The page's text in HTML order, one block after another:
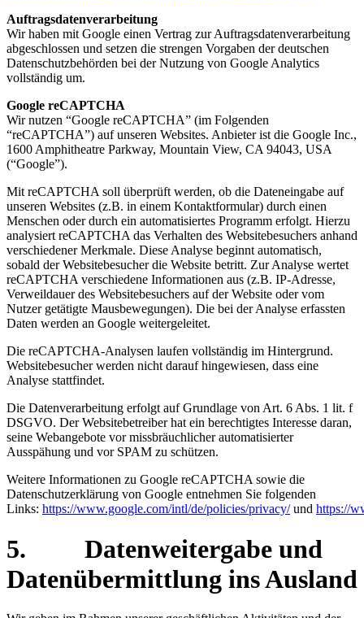
Auftragsdatenverarbeitung
Wir haben mit Google einen Vertrag zur Auftragsdatenverarbeitung
abgeschlossen und setzen die strengen Vorgaben der deutschen
Datenschutzbehörden bei der Nutzung von Google Analytics
vollständig um.
Google reCAPTCHA
Wir nutzen “Google reCAPTCHA” (im Folgenden
“reCAPTCHA”) auf unseren Websites. Anbieter ist die Google Inc.,
1600 Amphitheatre Parkway, Mountain View, CA 94043, USA
(“Google”).
Mit reCAPTCHA soll überprüft werden, ob die Dateneingabe auf
unseren Websites (z.B. in einem Kontaktformular) durch einen
Menschen oder durch ein automatisiertes Programm erfolgt. Hierzu
analysiert reCAPTCHA das Verhalten des Websitebesuchers anhand
verschiedener Merkmale. Diese Analyse beginnt automatisch,
sobald der Websitebesucher die Website betritt. Zur Analyse wertet
reCAPTCHA verschiedene Informationen aus (z.B. IP-Adresse,
Verweildauer des Websitebesuchers auf der Website oder vom
Nutzer getätigte Mausbewegungen). Die bei der Analyse erfassten
Daten werden an Google weitergeleitet.
Die reCAPTCHA-Analysen laufen vollständig im Hintergrund.
Websitebesucher werden nicht darauf hingewiesen, dass eine
Analyse stattfindet.
Die Datenverarbeitung erfolgt auf Grundlage von Art. 6 Abs. 1 lit. f
DSGVO. Der Websitebetreiber hat ein berechtigtes Interesse daran,
seine Webangebote vor missbräuchlicher automatisierter
Ausspähung und vor SPAM zu schützen.
Weitere Informationen zu Google reCAPTCHA sowie die
Datenschutzerklärung von Google entnehmen Sie folgenden
Links: https://www.google.com/intl/de/policies/privacy/und https://
5. Datenweitergabe und
Datenübermittlung ins Ausland